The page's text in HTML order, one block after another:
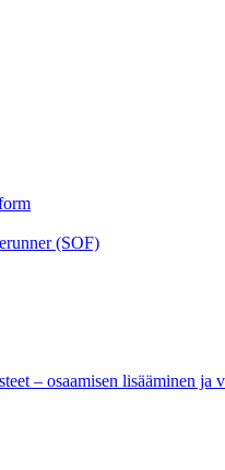
(SOF)
– osaamisen lisääminen ja